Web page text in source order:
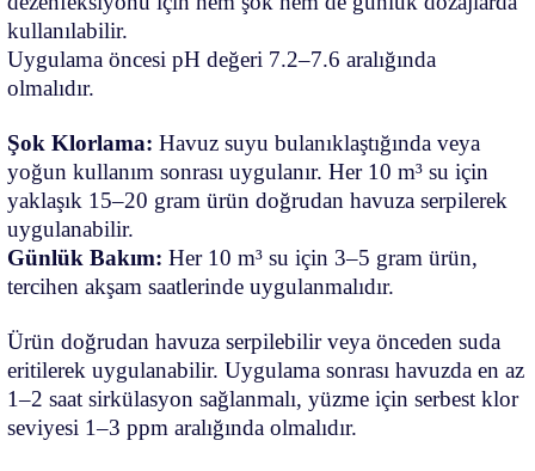
kullanılabilir.
Uygulama öncesi pH değeri 7.2–7.6 aralığında
olmalıdır.
Şok Klorlama: Havuz suyu bulanıklaştığında veya
yoğun kullanım sonrası uygulanır. Her 10 m³ su için
yaklaşık 15–20 gram ürün doğrudan havuza serpilerek
uygulanabilir.
Günlük Bakım: Her 10 m³ su için 3–5 gram ürün,
tercihen akşam saatlerinde uygulanmalıdır.
Ürün doğrudan havuza serpilebilir veya önceden suda
eritilerek uygulanabilir. Uygulama sonrası havuzda en az
1–2 saat sirkülasyon sağlanmalı, yüzme için serbest klor
seviyesi 1–3 ppm aralığında olmalıdır.